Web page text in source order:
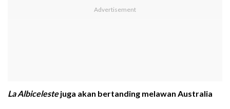
La Albicelestejuga akan bertanding melawan Australia